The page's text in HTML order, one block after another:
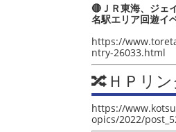
🔴ＪＲ東海、ジェ
名駅エリア回遊イ
https://
ntry-26033.html
🔀ＨＰリ
https://
opics/2022/